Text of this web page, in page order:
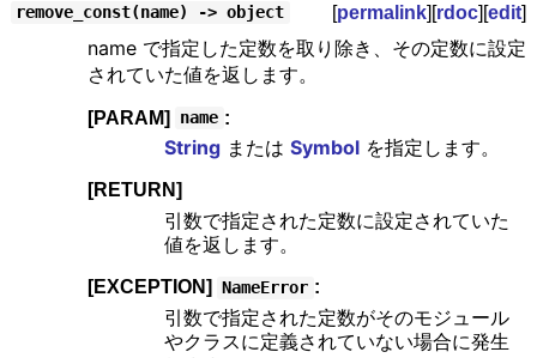
remove_const(name) -> object [permalink][rdoc][edit]
name で指定した定数を取り除き、その定数に設定
されていた値を返します。
[PARAM] name :
Stringまたは Symbolを指定します。
[RETURN]
引数で指定された定数に設定されていた
値を返します。
[EXCEPTION] NameError :
引数で指定された定数がそのモジュール
やクラスに定義されていない場合に発生